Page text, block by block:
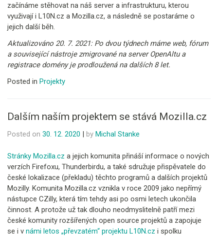
začínáme stěhovat na náš server a infrastrukturu, kterou
využivají i L10N.cz a Mozilla.cz, a následně se postaráme o
jejich další běh.
Aktualizováno 20. 7. 2021: Po dvou týdnech máme web, fórum
a související nástroje zmigrované na server OpenAltu a
registrace domény je prodloužená na dalších 8 let.
Posted in Projekty
Dalším naším projektem se stává Mozilla.cz
Posted on 30. 12. 2020 | by Michal Stanke
Stránky Mozilla.cz a jejich komunita přináší informace o nových
verzích Firefoxu, Thunderbirdu, a také sdružuje přispěvatele do
české lokalizace (překladu) těchto programů a dalších projektů
Mozilly. Komunita Mozilla.cz vznikla v roce 2009 jako nepřímý
nástupce CZilly, která tím tehdy asi po osmi letech ukončila
činnost. A protože už tak dlouho neodmyslitelně patří mezi
české komunity rozšířených open source projektů a zapojuje
se i v námi letos „převzatém“ projektu L10N.cz i spolku